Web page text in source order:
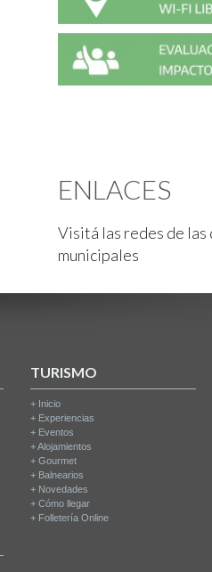
ENLACES
Visitá las redes de las
municipales
TURISMO
+ Inicio
+ Experiencias
+ Eventos
+Alojamientos
+Gourmet
+ Balnearios
+ Novedades
+Cómo llegar
+ Folletería Online